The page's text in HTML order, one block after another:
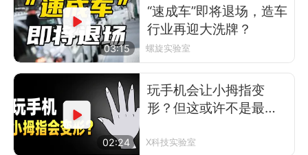
03:15
“速成车”即将退场，造车
行业再迎大洗牌？
螺旋实验室
02:24
玩手机会让小拇指变
形？但这或许不是最可
X科技实验室